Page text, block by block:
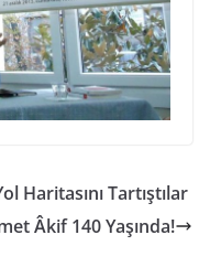
Haritasını Tartıştılar
Âkif 140 Yaşında!